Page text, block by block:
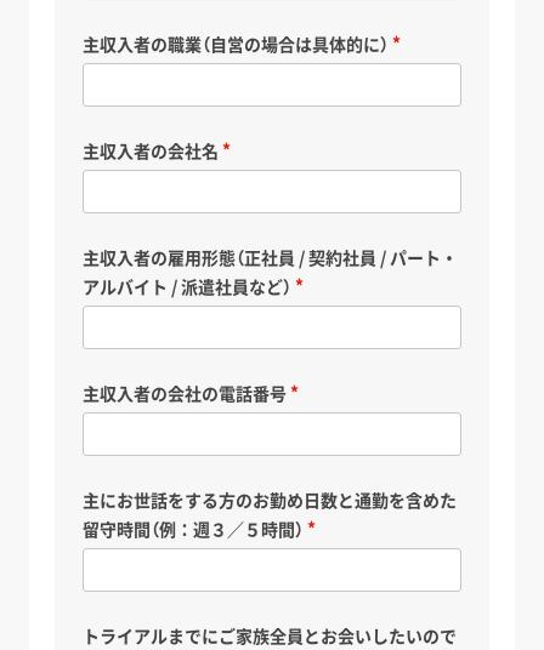
主収入者の職業（自営の場合は具体的に）
主収入者の会社名
主収入者の雇用形態（正社員 / 契約社員 / パート・
アルバイト / 派遣社員など）
主収入者の会社の電話番号
主にお世話をする方のお勤め日数と通勤を含めた
留守時間（例：週３／５時間）
トライアルまでにご家族全員とお会いしたいので